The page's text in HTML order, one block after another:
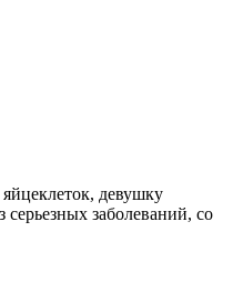
девушку
серьезных заболеваний, со